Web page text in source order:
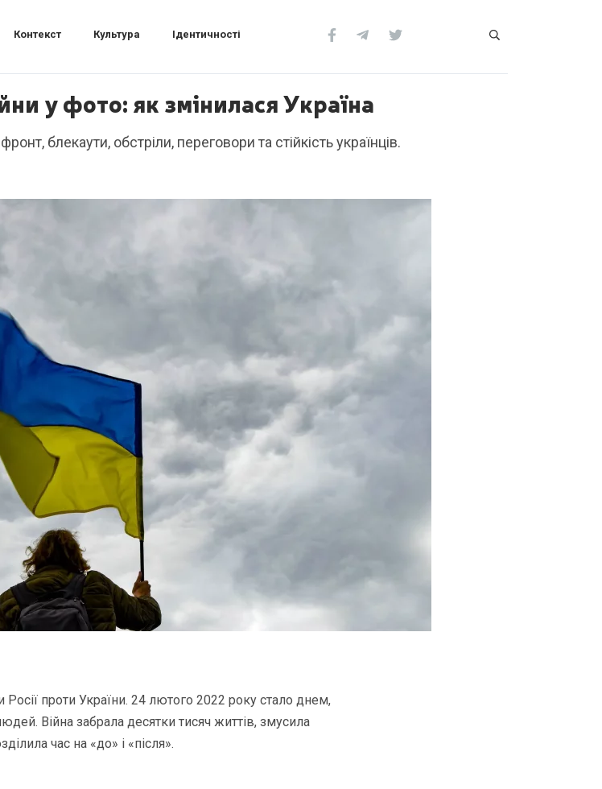
Контекст Культура Ідентичності
у фото: як змінилася Україна
блекаути, обстріли, переговори та стійкість українців.
проти України. 24 лютого 2022 року стало днем,
Війна забрала десятки тисяч життів, змусила
час на «до» і «після».